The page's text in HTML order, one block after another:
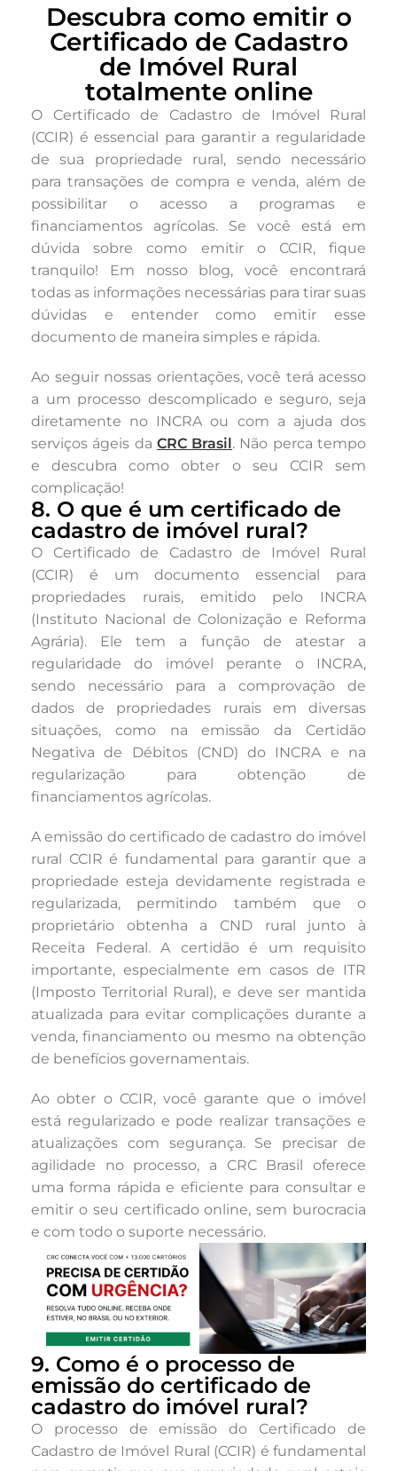
Descubra como emitir o
Certificado de Cadastro
de Imóvel Rural
totalmente online
O Certificado de Cadastro de Imóvel Rural
(CCIR) é essencial para garantir a regularidade
de sua propriedade rural, sendo necessário
para transações de compra e venda, além de
possibilitar o acesso a programas e
financiamentos agrícolas. Se você está em
dúvida sobre como emitir o CCIR, fique
tranquilo! Em nosso blog, você encontrará
todas as informações necessárias para tirar suas
dúvidas e entender como emitir esse
documento de maneira simples e rápida.
Ao seguir nossas orientações, você terá acesso
a um processo descomplicado e seguro, seja
diretamente no INCRA ou com a ajuda dos
serviços ágeis da CRC Brasil. Não perca tempo
e descubra como obter o seu CCIR sem
complicação!
8. O que é um certificado de
cadastro de imóvel rural?
O Certificado de Cadastro de Imóvel Rural
(CCIR) é um documento essencial para
propriedades rurais, emitido pelo INCRA
(Instituto Nacional de Colonização e Reforma
Agrária). Ele tem a função de atestar a
regularidade do imóvel perante o INCRA,
sendo necessário para a comprovação de
dados de propriedades rurais em diversas
situações, como na emissão da Certidão
Negativa de Débitos (CND) do INCRA e na
regularização para obtenção de
financiamentos agrícolas.
A emissão do certificado de cadastro do imóvel
rural CCIR é fundamental para garantir que a
propriedade esteja devidamente registrada e
regularizada, permitindo também que o
proprietário obtenha a CND rural junto à
Receita Federal. A certidão é um requisito
importante, especialmente em casos de ITR
(Imposto Territorial Rural), e deve ser mantida
atualizada para evitar complicações durante a
venda, financiamento ou mesmo na obtenção
de benefícios governamentais.
Ao obter o CCIR, você garante que o imóvel
está regularizado e pode realizar transações e
atualizações com segurança. Se precisar de
agilidade no processo, a CRC Brasil oferece
uma forma rápida e eficiente para consultar e
emitir o seu certificado online, sem burocracia
e com todo o suporte necessário.
9. Como é o processo de
emissão do certificado de
cadastro do imóvel rural?
O processo de emissão do Certificado de
Cadastro de Imóvel Rural (CCIR) é fundamental